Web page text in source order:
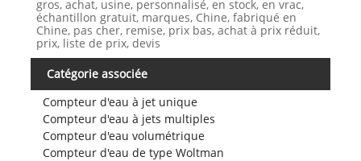
gros, achat, usine, personnalisé, en stock, en vrac,
échantillon gratuit, marques, Chine, fabriqué en
Chine, pas cher, remise, prix bas, achat à prix réduit,
prix, liste de prix, devis
Catégorie associée
Compteur d'eau à jet unique
Compteur d'eau à jets multiples
Compteur d'eau volumétrique
Compteur d'eau de type Woltman